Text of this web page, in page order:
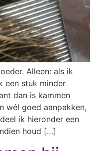
Alleen: als ik
een stuk minder
dan is kammen
wél goed aanpakken,
ik hieronder een
houd […]